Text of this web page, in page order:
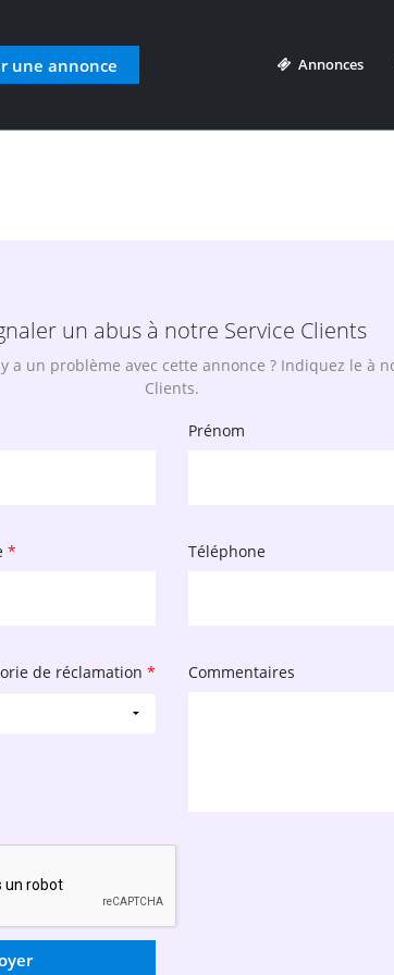
une annonce Annonces
un abus à notre Service Clients
a un problème avec cette annonce ? Indiquez le à
Clients.
Prénom
* Téléphone
de réclamation * Commentaires